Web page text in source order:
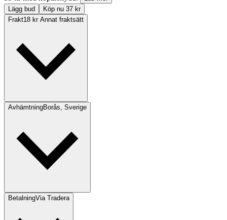
Lägg bud
Köp nu 37 kr
Frakt18 kr Annat fraktsätt
AvhämtningBorås, Sverige
BetalningVia Tradera